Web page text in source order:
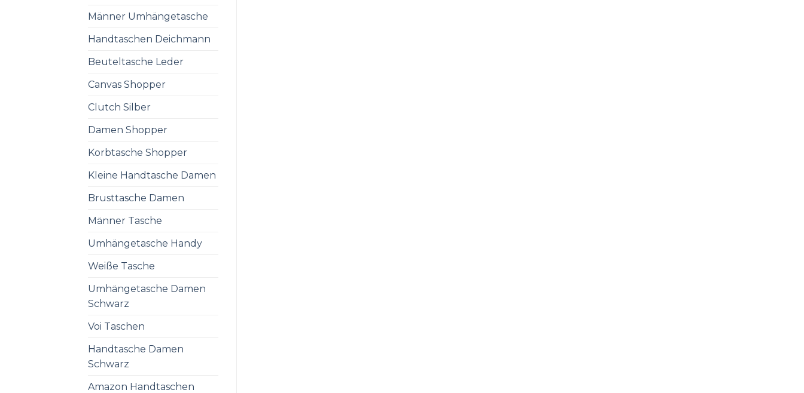
Männer Umhängetasche
Handtaschen Deichmann
Beuteltasche Leder
Canvas Shopper
Clutch Silber
Damen Shopper
Korbtasche Shopper
Kleine Handtasche Damen
Brusttasche Damen
Männer Tasche
Umhängetasche Handy
Weiße Tasche
Umhängetasche Damen
Schwarz
Voi Taschen
Handtasche Damen
Schwarz
Amazon Handtaschen